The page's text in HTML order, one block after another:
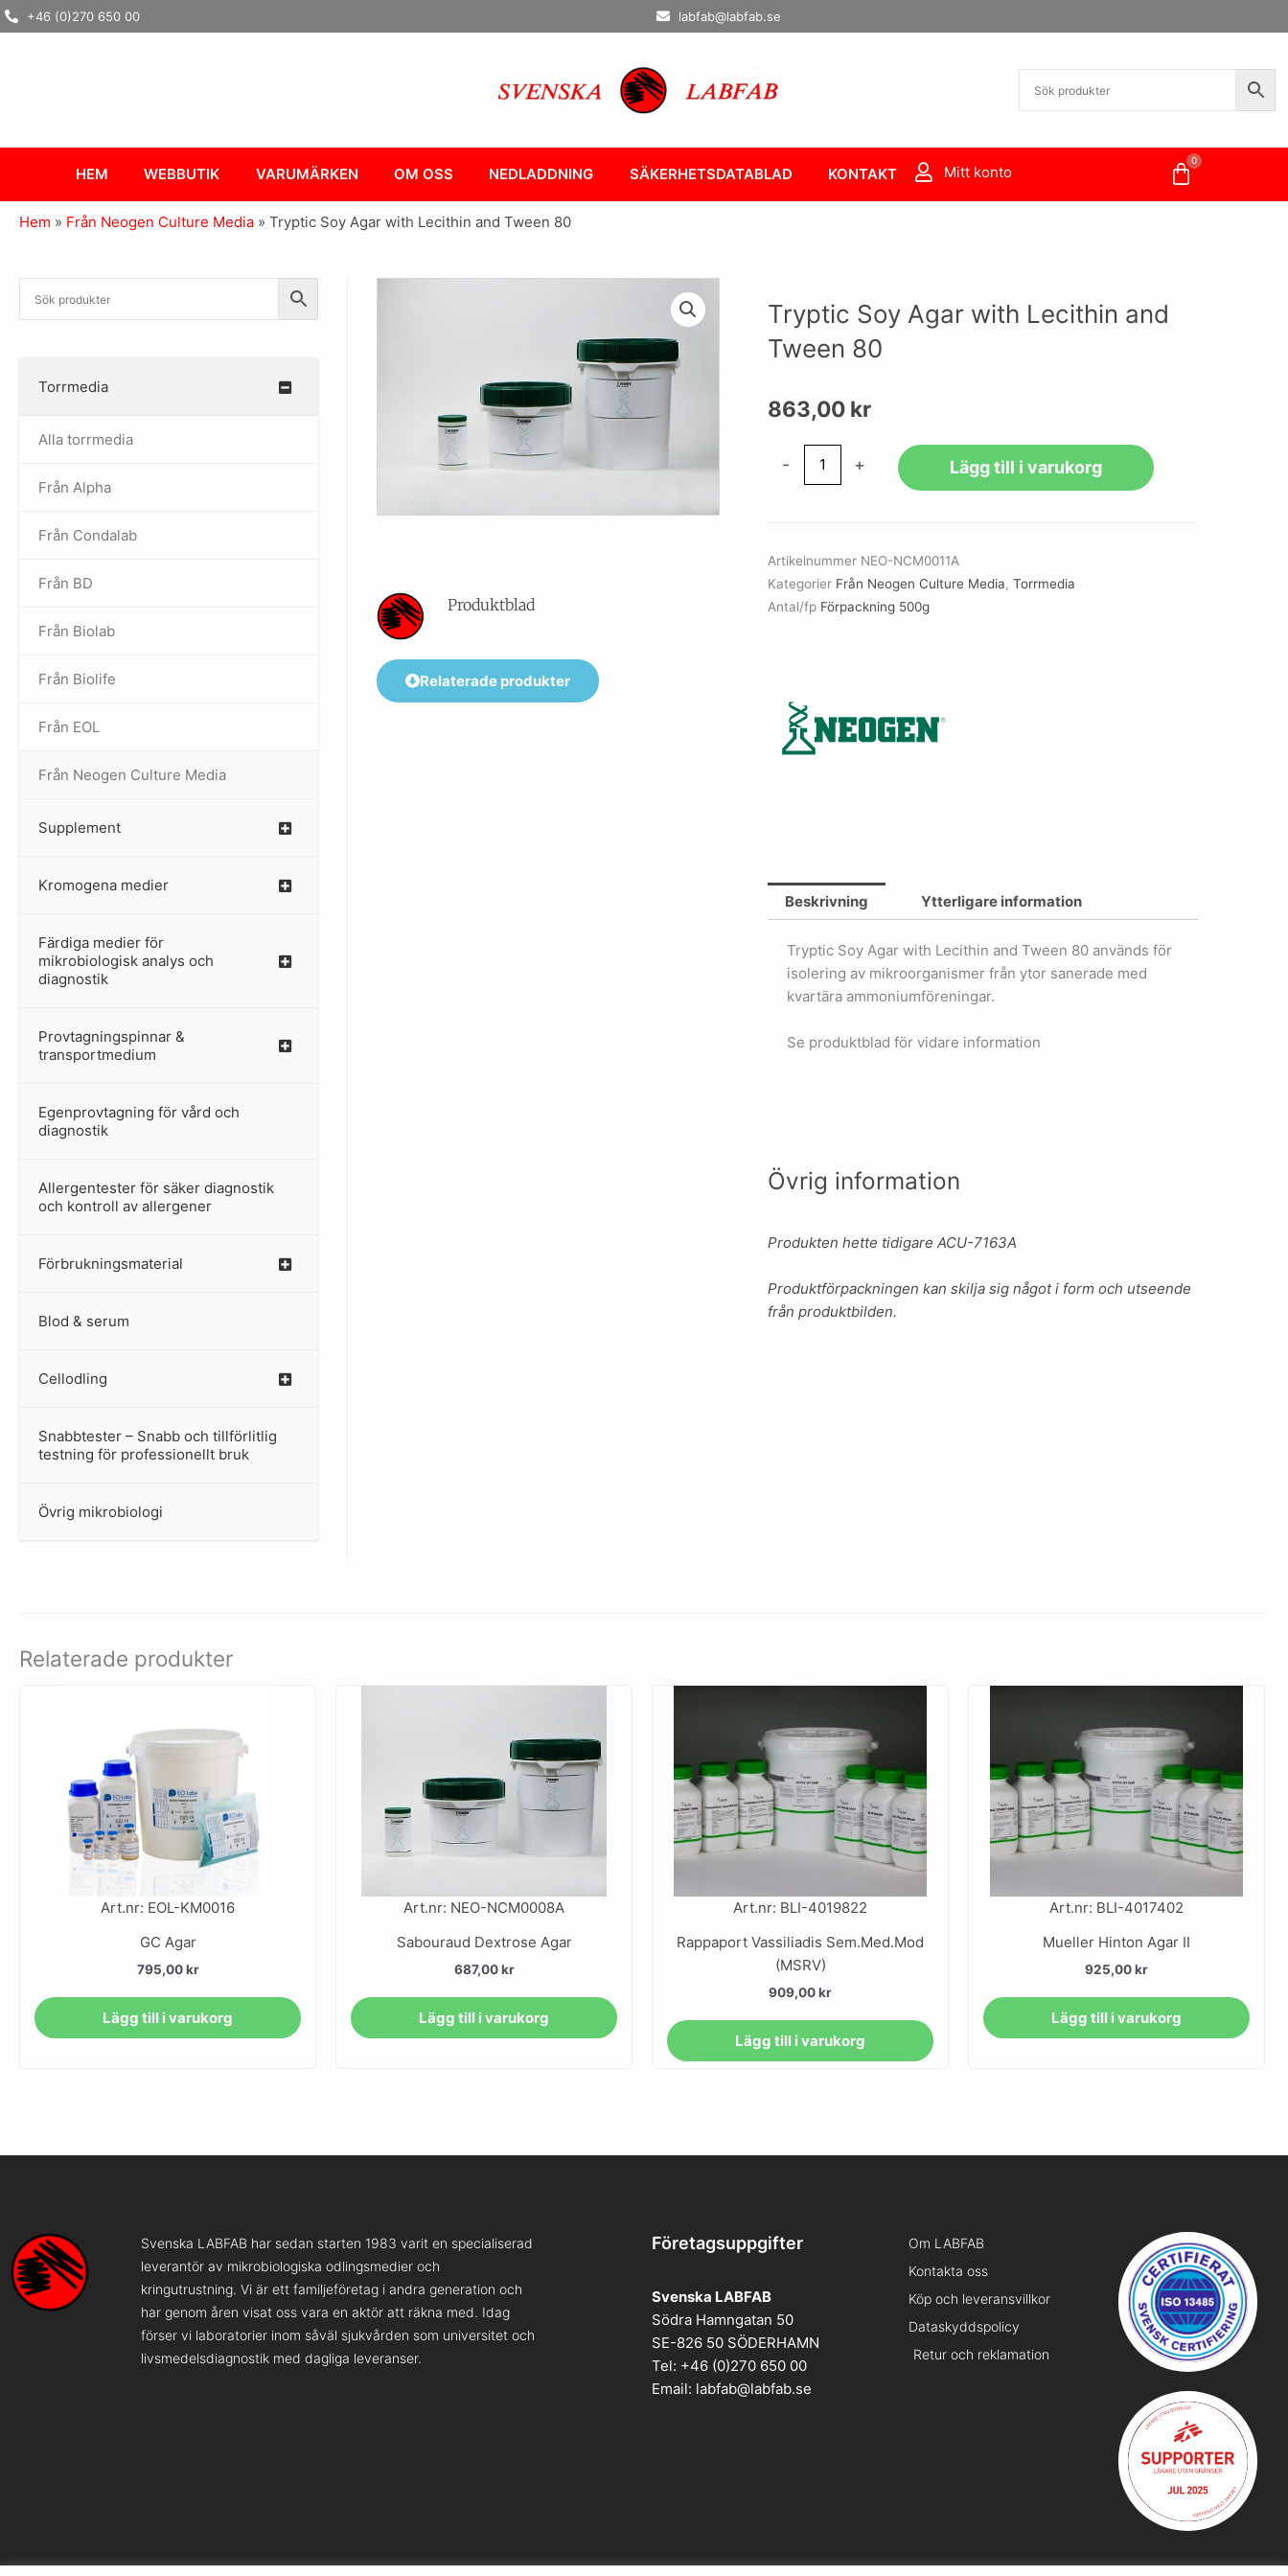
Hoppa
till
+46 (0)270 650 00 labfab@labfab.se
HEM WEBBUTIK VARUMÄRKEN OM OSS NEDLADDNING SÄKERHETSDATABLAD KONTAKT Mitt konto
0
Varukorg
Hem » Från Neogen Culture Media » Tryptic Soy Agar with Lecithin and Tween 80
Torrmedia
–
Alla torrmedia
Från Alpha
–
Från Condalab
Från BD
Från Biolab
–
Från Biolife
–
Från EOL
–
Från Neogen Culture Media
–
Supplement
–
Kromogena medier
–
Färdiga medier för
mikrobiologisk analys och
diagnostik
Provtagningspinnar &
transportmedium
–
Egenprovtagning för vård och
diagnostik
–
Allergentester för säker diagnostik
och kontroll av allergener
–
Förbrukningsmaterial
Blod & serum
Cellodling
–
Snabbtester – Snabb och tillförlitlig
testning för professionellt bruk
–
Övrig mikrobiologi
–
Produktblad
Relaterade produkter
Tryptic Soy Agar with Lecithin and
Tween 80
863,00 kr
-
and
Tween
80
+ Lägg till i varukorg
Artikelnummer NEO-NCM0011A
Kategorier Från Neogen Culture Media, Torrmedia
Antal/fp Förpackning 500g
Beskrivning Ytterligare information
Tryptic Soy Agar with Lecithin and Tween 80 används för
isolering av mikroorganismer från ytor sanerade med
kvartära ammoniumföreningar.
Se produktblad för vidare information
Övrig information
Produkten hette tidigare ACU-7163A
Produktförpackningen kan skilja sig något i form och utseende
från produktbilden.
Relaterade produkter
Art.nr: EOL-KM0016
GC Agar
795,00kr
Lägg till i varukorg
Art.nr: NEO-NCM0008A
Sabouraud Dextrose Agar
687,00kr
Lägg till i varukorg
Art.nr: BLI-4019822
Rappaport Vassiliadis Sem.Med.Mod
(MSRV)
909,00kr
Lägg till i varukorg
Art.nr: BLI-4017402
Mueller Hinton Agar II
925,00kr
Lägg till i varukorg
Svenska LABFAB har sedan starten 1983 varit en specialiserad
leverantör av mikrobiologiska odlingsmedier och
kringutrustning. Vi är ett familjeföretag i andra generation och
har genom åren visat oss vara en aktör att räkna med. Idag
förser vi laboratorier inom såväl sjukvården som universitet och
livsmedelsdiagnostik med dagliga leveranser.
Företagsuppgifter
Svenska LABFAB
Södra Hamngatan 50
SE-826 50 SÖDERHAMN
Tel: +46 (0)270 650 00
Email: labfab@labfab.se
Om LABFAB
Kontakta oss
Köp och leveransvillkor
Dataskyddspolicy
Retur och reklamation